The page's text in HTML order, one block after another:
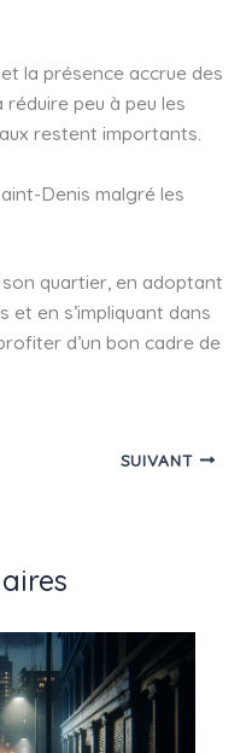
la présence accrue des
peu à peu les
restent importants.
Denis malgré les
quartier, en adoptant
en s’impliquant dans
d’un bon cadre de
SUIVANT